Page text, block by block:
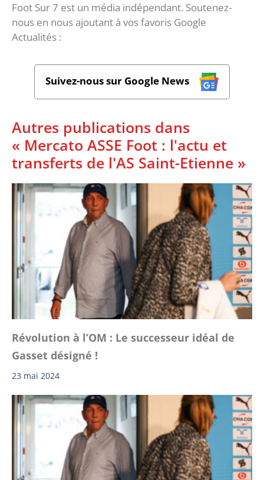
Foot Sur 7 est un média indépendant. Soutenez-
nous en nous ajoutant à vos favoris Google
Actualités :
Suivez-nous sur Google News
Autres publications dans
« Mercato ASSE Foot : l'actu et
transferts de l'AS Saint-Etienne »
Révolution à l’OM : Le successeur idéal de
Gasset désigné !
23 mai 2024